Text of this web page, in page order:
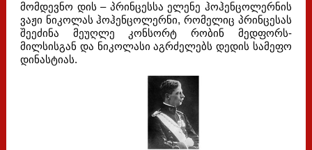
მომდევნო დის – პრინცესსა ელენე ჰოჰენცოლერნის
ვაჟი ნიკოლას ჰოჰენცოლერნი, რომელიც პრინცესას
შეეძინა მეუღლე კონსორტ რობინ მედფორს-
მილსისგან და ნიკოლასი აგრძელებს დედის სამეფო
დინასტიას.